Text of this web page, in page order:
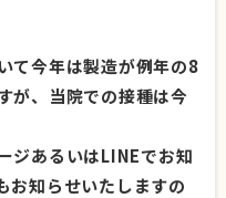
i
て今年は製造が例年の8
が、当院での接種は今
ジあるいはLINEでお知
お知らせいたしますの